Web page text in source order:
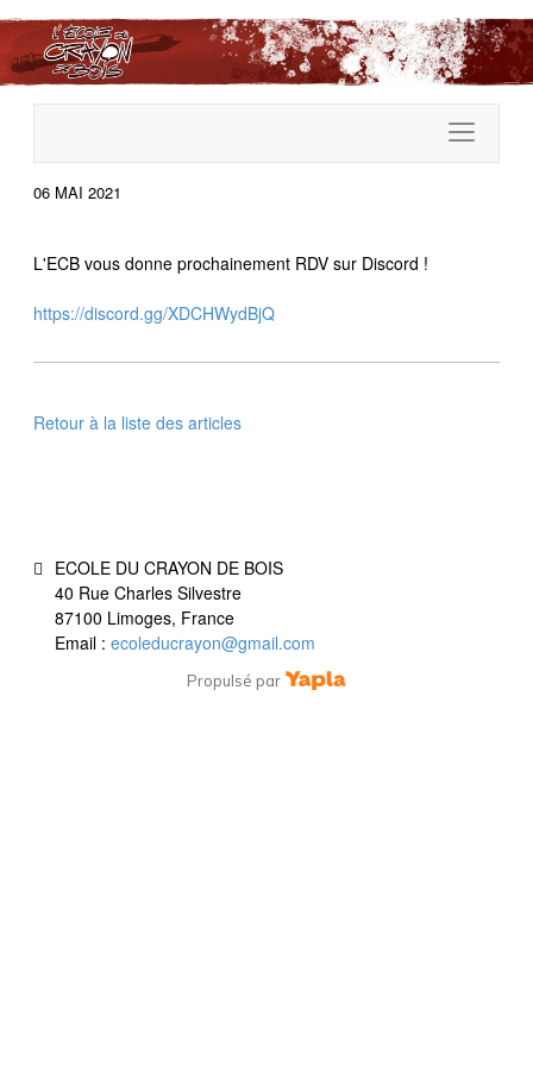
06 MAI 2021
L'ECB vous donne prochainement RDV sur Discord !
https://discord.gg/XDCHWydBjQ
Retour à la liste des articles
ECOLE DU CRAYON DE BOIS
40 Rue Charles Silvestre
87100 Limoges, France
Email :ecoleducrayon@gmail.com
Propulsé par